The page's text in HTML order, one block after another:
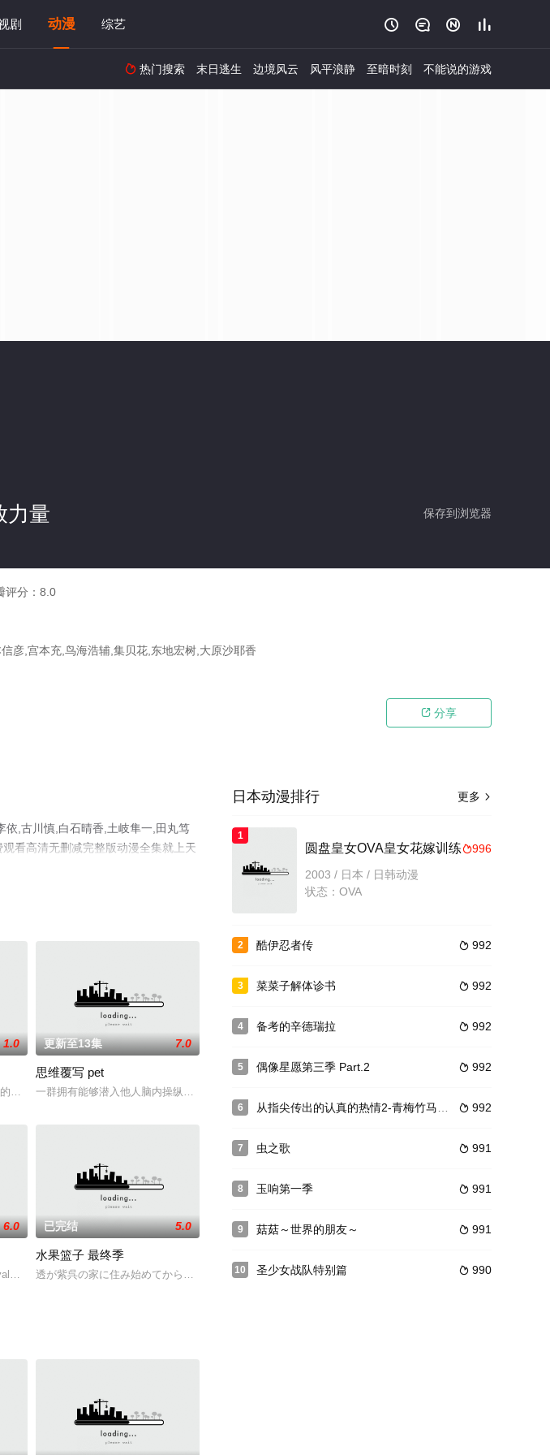
剧 动漫 综艺    
 热门搜索 末日逃生 边境风云 风平浪静 至暗时刻 不能说的游戏
保存到浏览器
力量
评分： 8.0
彦,宫本充,鸟海浩辅,集贝花,东地宏树,大原沙耶香
 分享
依,古川慎,白石晴香,土岐隼一,田丸笃
看高清无删减完整版动漫全集就上天
径队的学长天
1.0
同名漫画改编的OVA动画，出品于1999年。
更新至13集 7.0
思维覆写 pet
一群拥有能够潜入他人脑内操纵别人记忆的特殊能力的少年，他们被称为“PET”
将于2020
6.0
》改编自同名手机游戏《Fa
已完结 5.0
水果篮子 最终季
透が紫呉の家に住み始めてから一年が経とうとしていた。由希と夾だけでなく草摩
更多 
日本动漫排行
1
996
圆盘皇女OVA皇女花嫁训练
2003 / 日本 / 日韩动漫
状态：OVA
2  992
酷伊忍者传
3  992
菜菜子解体诊书
4  992
备考的辛德瑞拉
5  992
偶像星愿第三季 Part.2
6  992
从指尖传出的认真的热情2-青梅竹马是消防员
7  991
虫之歌
8  991
玉响第一季
9  991
菇菇～世界的朋友～
10  990
圣少女战队特别篇